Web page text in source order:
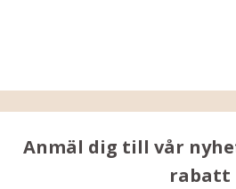
Anmäl dig till vår
rabatt